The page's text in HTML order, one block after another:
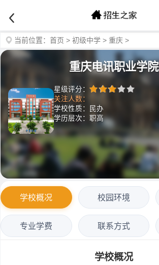
当前位置： 首页 > 初级中学 > 重庆 >
重庆电讯职业学院
星级评分：
关注人数：
学校性质：民办
学历层次：职高
学校概况 校园环境
专业学费 联系方式
学校概况